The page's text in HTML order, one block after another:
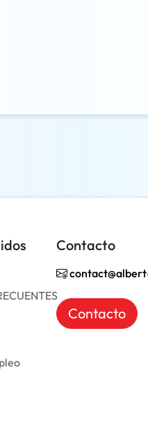
Contacto
Contacto